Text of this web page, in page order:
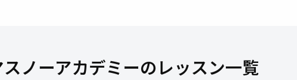
ノーアカデミーのレッスン一覧